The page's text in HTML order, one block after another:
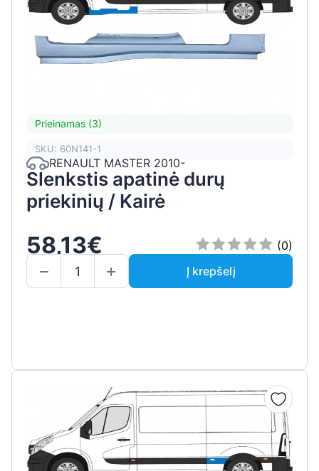
Prieinamas (3)
SKU: 60N141-1
RENAULT MASTER 2010-
Slenkstis apatinė durų
priekinių / Kairė
58,13€
(0)
Į krepšelį